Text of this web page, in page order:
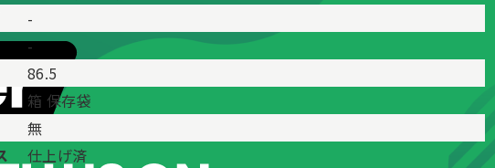
-
-
86.5
箱 保存袋
無
仕上げ済